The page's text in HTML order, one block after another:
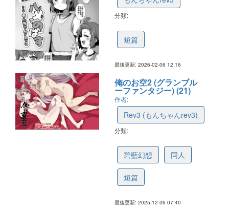
分類:
短篇
最後更新: 2026-02-06 12:16
俺のお空2 (グランブル
ーファンタジー) (21)
作者:
Rev3 (もんちゃんrev3)
分類:
碧藍幻想 同人
短篇
最後更新: 2025-12-06 07:40